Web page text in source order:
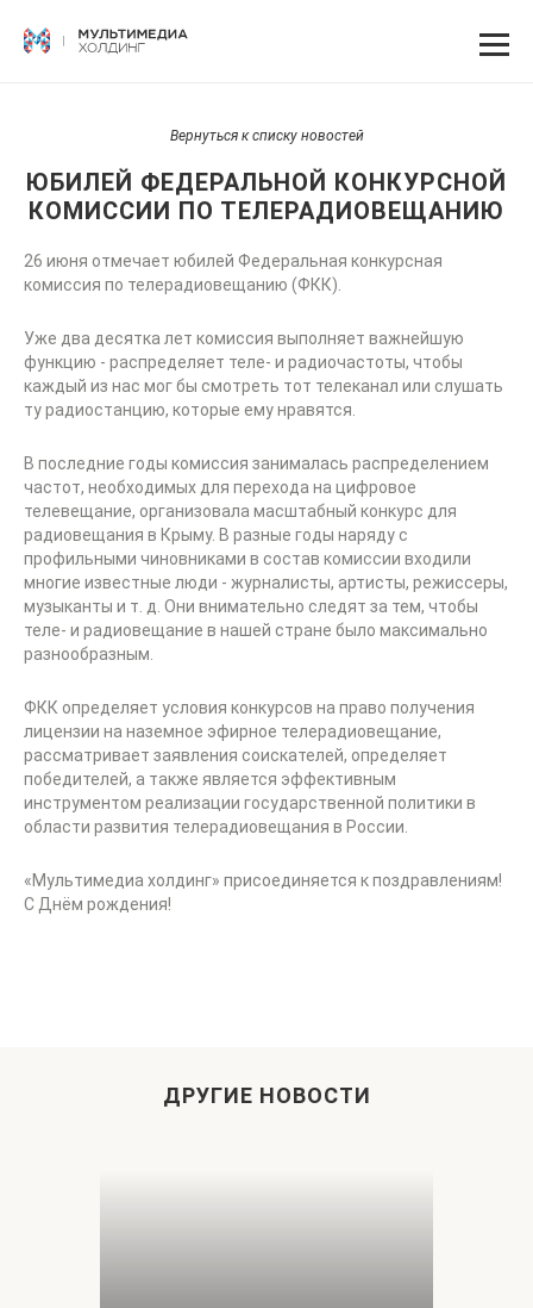
Вернуться к списку новостей
ЮБИЛЕЙ ФЕДЕРАЛЬНОЙ КОНКУРСНОЙ
КОМИССИИ ПО ТЕЛЕРАДИОВЕЩАНИЮ
26 июня отмечает юбилей Федеральная конкурсная
комиссия по телерадиовещанию (ФКК).
Уже два десятка лет комиссия выполняет важнейшую
функцию - распределяет теле- и радиочастоты, чтобы
каждый из нас мог бы смотреть тот телеканал или слушать
ту радиостанцию, которые ему нравятся.
В последние годы комиссия занималась распределением
частот, необходимых для перехода на цифровое
телевещание, организовала масштабный конкурс для
радиовещания в Крыму. В разные годы наряду с
профильными чиновниками в состав комиссии входили
многие известные люди - журналисты, артисты, режиссеры,
музыканты и т. д. Они внимательно следят за тем, чтобы
теле- и радиовещание в нашей стране было максимально
разнообразным.
ФКК определяет условия конкурсов на право получения
лицензии на наземное эфирное телерадиовещание,
рассматривает заявления соискателей, определяет
победителей, а также является эффективным
инструментом реализации государственной политики в
области развития телерадиовещания в России.
«Мультимедиа холдинг» присоединяется к поздравлениям!
С Днём рождения!
ДРУГИЕ НОВОСТИ